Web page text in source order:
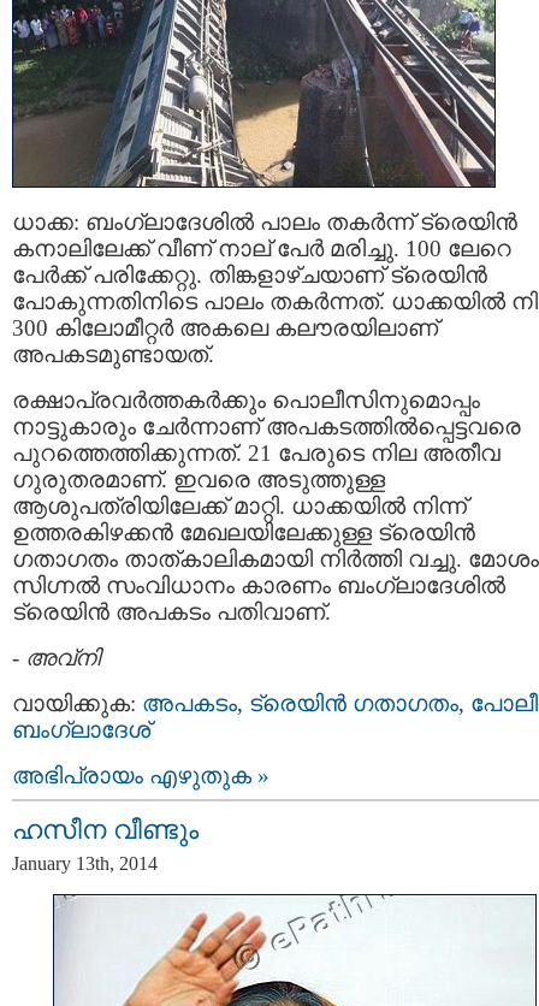
ധാക്ക: ബംഗ്ലാദേശില്‍ പാലം തകര്‍ന്ന് ട്രെയിന്‍
കനാലിലേക്ക് വീണ് നാല് പേര്‍ മരിച്ചു. 100 ലേറെ
പേര്‍ക്ക് പരിക്കേറ്റു. തിങ്കളാഴ്ചയാണ് ട്രെയിന്‍
പോകുന്നതിനിടെ പാലം തകര്‍ന്നത്. ധാക്കയില്‍
300 കിലോമീറ്റര്‍ അകലെ കലൗരയിലാണ്
അപകടമുണ്ടായത്.
രക്ഷാപ്രവര്‍ത്തകര്‍ക്കും പൊലീസിനുമൊപ്പം
നാട്ടുകാരും ചേര്‍ന്നാണ് അപകടത്തില്‍പ്പെട്ടവരെ
പുറത്തെത്തിക്കുന്നത്. 21 പേരുടെ നില അതീവ
ഗുരുതരമാണ്. ഇവരെ അടുത്തുള്ള
ആശുപത്രിയിലേക്ക് മാറ്റി. ധാക്കയില്‍ നിന്ന്
ഉത്തരകിഴക്കന്‍ മേഖലയിലേക്കുള്ള ട്രെയിന്‍
ഗതാഗതം താത്കാലികമായി നിര്‍ത്തി വച്ചു. മോശം
സിഗ്നല്‍ സംവിധാനം കാരണം ബംഗ്ലാദേശില്‍
ട്രെയിന്‍ അപകടം പതിവാണ്.
- അവ്നി
വായിക്കുക: അപകടം, ട്രെയിന്‍ ഗതാഗതം,
ബംഗ്ലാദേശ്
അഭിപ്രായം എഴുതുക »
ഹസീന വീണ്ടും
January 13th, 2014